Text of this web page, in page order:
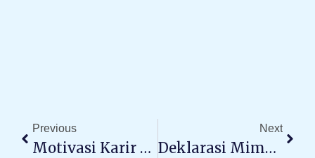
Previous
Motivasi Karir Kelas 12
Next
Deklarasi Mimpi Kelas 12 – TAZVIORA